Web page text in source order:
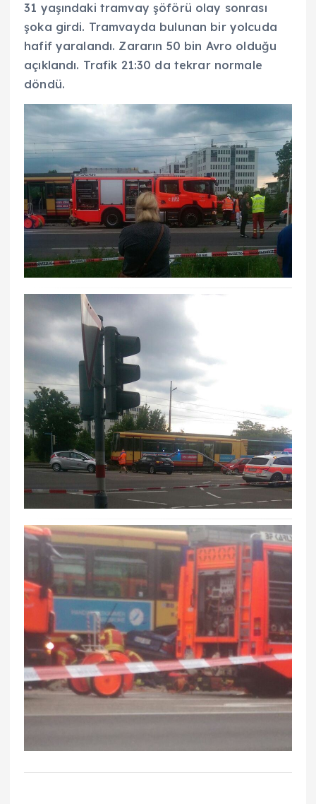
31 yaşındaki tramvay şöförü olay sonrası
şoka girdi. Tramvayda bulunan bir yolcuda
hafif yaralandı. Zararın 50 bin Avro olduğu
açıklandı. Trafik 21:30 da tekrar normale
döndü.